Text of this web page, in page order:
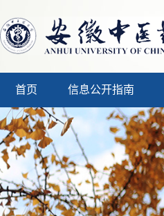
首页 信息公开指南